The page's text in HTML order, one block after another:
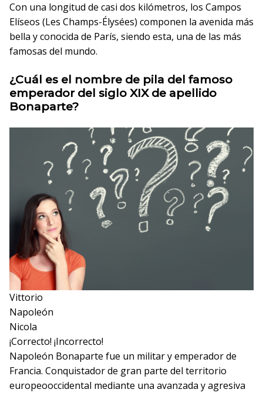
Con una longitud de casi dos kilómetros, los Campos
Elíseos (Les Champs-Élysées) componen la avenida más
bella y conocida de París, siendo esta, una de las más
famosas del mundo.
¿Cuál es el nombre de pila del famoso
emperador del siglo XIX de apellido
Bonaparte?
Vittorio
Napoleón
Nicola
¡Correcto! ¡Incorrecto!
Napoleón Bonaparte fue un militar y emperador de
Francia. Conquistador de gran parte del territorio
europeooccidental mediante una avanzada y agresiva